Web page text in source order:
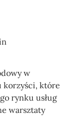
w
korzyści, które
rynku usług
warsztaty